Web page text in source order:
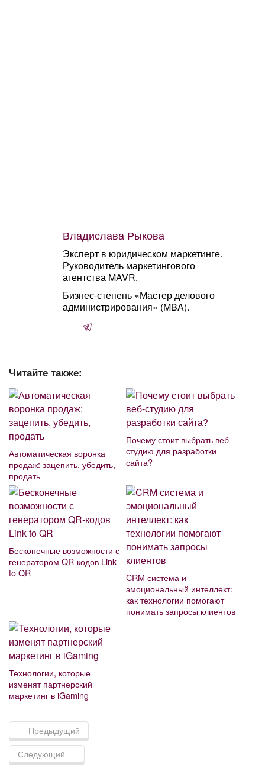
Владислава Рыкова
Эксперт в юридическом маркетинге.
Руководитель маркетингового
агентства MAVR.
Бизнес-степень «Мастер делового
администрирования» (MBA).
Читайте также:
Автоматическая воронка
продаж: зацепить, убедить,
продать
Почему стоит выбрать веб-
студию для разработки
сайта?
Бесконечные возможности с
генератором QR-кодов Link
to QR
CRM система и
эмоциональный интеллект:
как технологии помогают
понимать запросы клиентов
Технологии, которые
изменят партнерский
маркетинг в iGaming
Предыдущий
Следующий